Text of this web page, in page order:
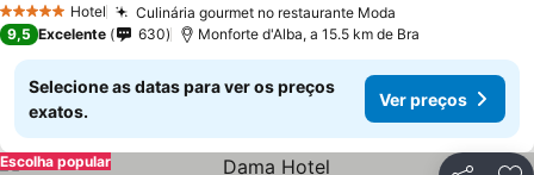
5 Estrelas Hotel Culinária gourmet no restaurante Moda
9,5 Excelente 630 Monforte d'Alba, a 15.5 km de Bra
Selecione as datas para ver os preços
exatos.
Ver preços
Escolha popular